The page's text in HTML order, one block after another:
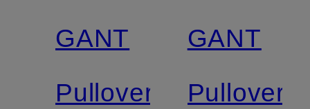
GANT
Pullover
GANT
Pullover